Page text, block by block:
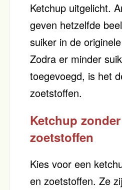
Ketchup uitgelicht.
geven hetzelfde
suiker in de
Zodra er minder
toegevoegd, is het
zoetstoffen.
Ketchup
zoetstoffen
Kies voor een
en zoetstoffen. Ze